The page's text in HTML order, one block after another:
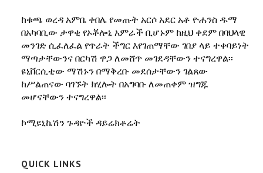
ከቁጫ ወረዳ አምቤ ቀበሌ የመጡት አርሶ አደር አቶ ዮሐንስ ዱማ
በአካባቢው ታዋቂ የኦቾሎኒ አምራች ቢሆኑም ከዚህ ቀደም በባህላዊ
መንገድ ሲፈለፈል የጥራት ችግር እየገጠማቸው ገበያ ላይ ተቀባይነት
ማጣታቸውንና በርካሽ ዋጋ ለመሸጥ መገደዳቸውን ተናግረዋል፡፡
ዩኒቨርሲቲው ማሽኑን በማቅረቡ መደሰታቸውን ገልጸው
ከሥልጠናው ባገኙት ክሂሎት በአግባቡ ለመጠቀም ዝግጁ
መሆናቸውን ተናግረዋል፡፡
ኮሚዩኒኬሽን ጉዳዮች ዳይሬክቶሬት
QUICK LINKS